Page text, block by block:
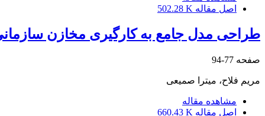
اصل مقاله 502.28 K
طراحی مدل جامع به کارگیری مخازن سازمانی
صفحه 77-94
مریم فلاح، میترا صمیعی
مشاهده مقاله
اصل مقاله 660.43 K